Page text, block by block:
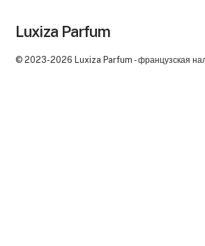
Luxiza Parfum
© 2023-2026 Luxiza Parfum - французская